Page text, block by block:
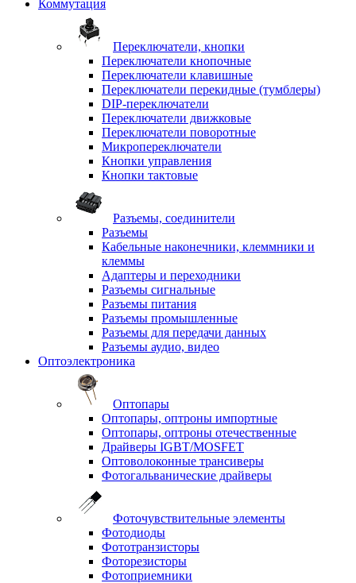
Коммутация
Переключатели, кнопки
Переключатели кнопочные
Переключатели клавишные
Переключатели перекидные (тумблеры)
DIP-переключатели
Переключатели движковые
Переключатели поворотные
Микропереключатели
Кнопки управления
Кнопки тактовые
Разъемы, соединители
Разъемы
Кабельные наконечники, клеммники и
клеммы
Адаптеры и переходники
Разъемы сигнальные
Разъемы питания
Разъемы промышленные
Разъемы для передачи данных
Разъемы аудио, видео
Оптоэлектроника
Оптопары
Оптопары, оптроны импортные
Оптопары, оптроны отечественные
Драйверы IGBT/MOSFET
Оптоволоконные трансиверы
Фотогальванические драйверы
Фоточувствительные элементы
Фотодиоды
Фототранзисторы
Фоторезисторы
Фотоприемники